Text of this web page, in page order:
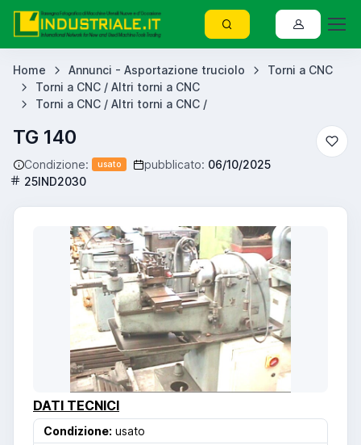
Home Annunci - Asportazione truciolo
Torni a CNC
Torni a CNC / Altri torni a CNC
Torni a CNC / Altri torni a CNC /
TG 140
Condizione: usato pubblicato: 06/10/2025
25IND2030
DATI TECNICI
Condizione: usato